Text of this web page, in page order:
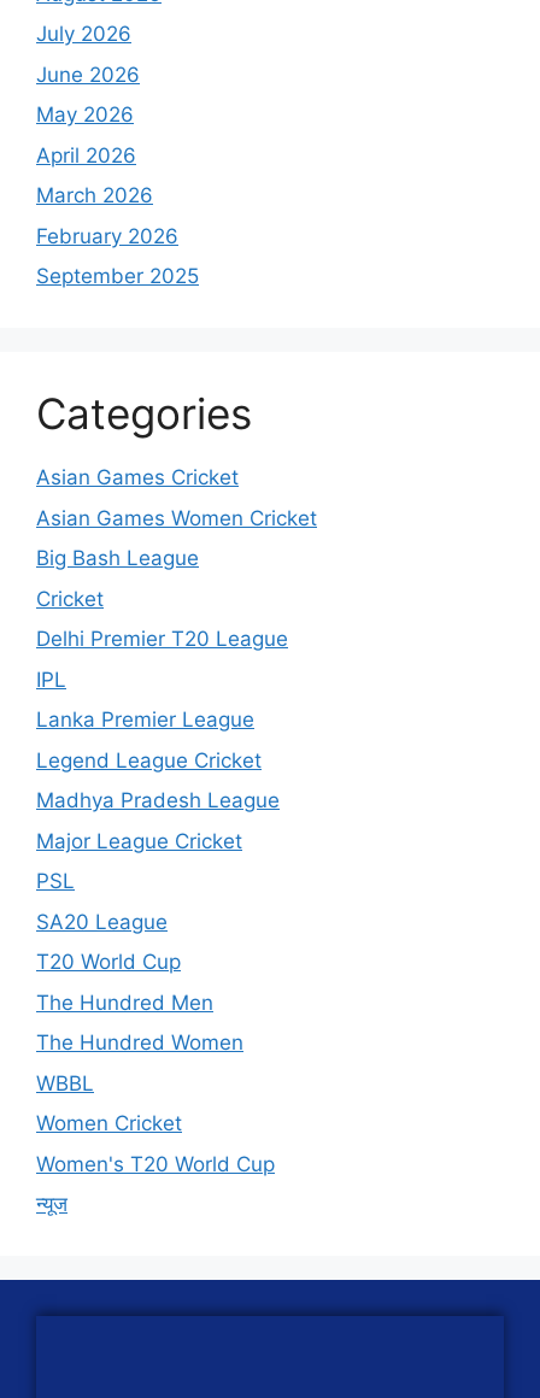
July 2026
June 2026
May 2026
April 2026
March 2026
February 2026
September 2025
Categories
Asian Games Cricket
Asian Games Women Cricket
Big Bash League
Cricket
Delhi Premier T20 League
IPL
Lanka Premier League
Legend League Cricket
Madhya Pradesh League
Major League Cricket
PSL
SA20 League
T20 World Cup
The Hundred Men
The Hundred Women
WBBL
Women Cricket
Women's T20 World Cup
न्यूज